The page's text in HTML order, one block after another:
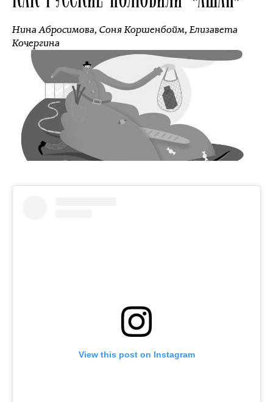
Нина Абросимова, Соня Коршенбойм,Елизавета
Кочергина
View this post on Instagram